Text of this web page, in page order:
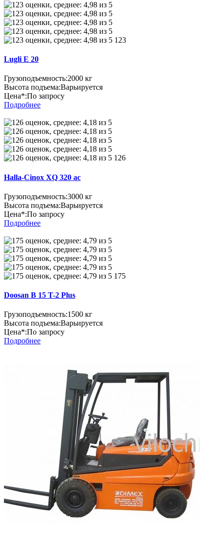
123
Lugli E 20
Грузоподъемность:2000 кг
Высота подъема:Варьируется
Цена*:По запросу
Подробнее
126
Halla-Cinox XQ 320 ac
Грузоподъемность:3000 кг
Высота подъема:Варьируется
Цена*:По запросу
Подробнее
175
Doosan B 15 T-2 Plus
Грузоподъемность:1500 кг
Высота подъема:Варьируется
Цена*:По запросу
Подробнее